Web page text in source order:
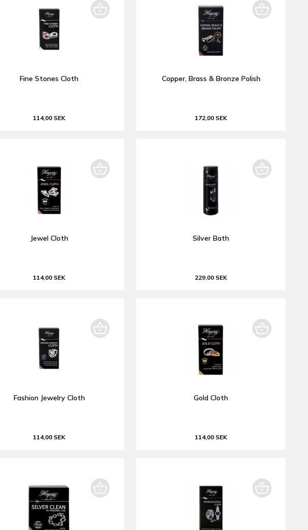
Fine Stones Cloth
114,00 SEK
Copper, Brass & Bronze Polish
172,00 SEK
Jewel Cloth
114,00 SEK
Silver Bath
229,00 SEK
Fashion Jewelry Cloth
114,00 SEK
Gold Cloth
114,00 SEK